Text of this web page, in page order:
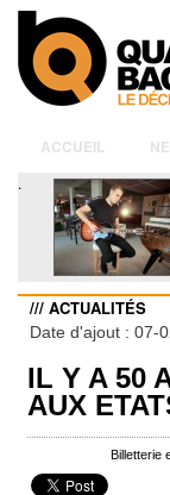
ACCUEIL
.
/// ACTUALITÉS
Date d'ajout : 07-
IL Y A 50
AUX
Billetterie